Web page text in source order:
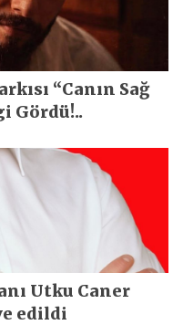
“Canın Sağ
Gördü!..
Utku Caner
edildi